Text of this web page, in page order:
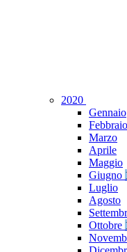
2020
Gennaio
Febbraio
Marzo
Aprile
Maggio
Giugno
Luglio
Agosto
Ottobre